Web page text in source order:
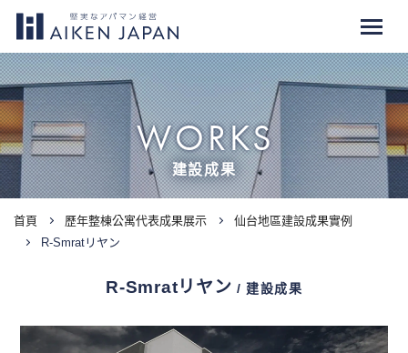
WORKS
建設成果
首頁 歷年整棟公寓代表成果展示
仙台地區建設成果實例
R-Smratリヤン
R-Smratリヤン / 建設成果